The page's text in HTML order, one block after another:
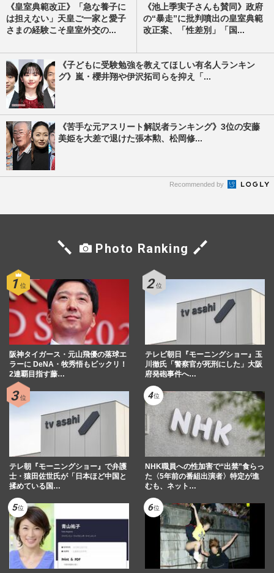
《皇室典範改正》「急な養子に
は担えない」天皇ご一家と愛子
さまの経験こそ皇室外交の...
《池上季実子さんも賛同》政府
の“暴走”に批判噴出の皇室典範
改正案、「性差別」「国...
《子どもに受験勉強を教えてほしい有名人ランキン
グ》嵐・櫻井翔や伊沢拓司らを抑え「...
《苦手な元アスリート解説者ランキング》3位の安藤
美姫を大差で退けた張本勲、松岡修...
Recommended by
Photo Ranking
阪神タイガース・元山飛優の落球エ
ラーに DeNA・牧秀悟もビックリ！
2連覇目指す藤…
テレビ朝日『モーニングショー』玉
川徹氏「警察官が死刑にした」大阪
府発砲事件へ…
テレ朝『モーニングショー』で弁護
士・猿田佐世氏が「日本ほど中国と
揉めている国…
NHK職員への性加害で“出禁”食らっ
た〈5年前の番組出演者〉特定が進
むも、ネット…